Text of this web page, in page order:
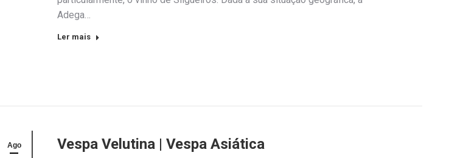
Adega…
Ler mais
Ago Vespa Velutina | Vespa Asiática